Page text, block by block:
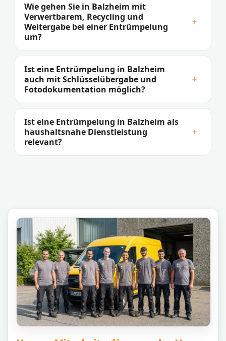
Wie gehen Sie in Balzheim mit
Verwertbarem, Recycling und
Weitergabe bei einer Entrümpelung
um?
+
Ist eine Entrümpelung in Balzheim
auch mit Schlüsselübergabe und
Fotodokumentation möglich?
+
Ist eine Entrümpelung in Balzheim als
haushaltsnahe Dienstleistung
relevant?
+